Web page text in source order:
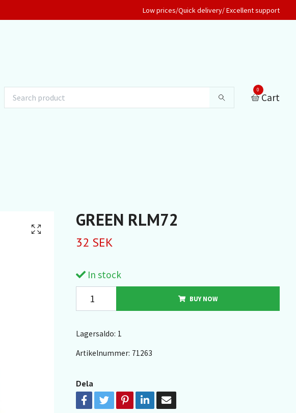
Low prices/Quick delivery/ Excellent support
0
Cart
GREEN RLM72
32 SEK
In stock
BUY NOW
Lagersaldo: 1
Artikelnummer: 71263
Dela